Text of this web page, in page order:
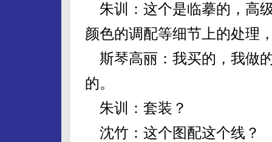
朱训：这个是临摹的，高
颜色的调配等细节上的处理
斯琴高丽：我买的，我做
的。
朱训：套装？
沈竹：这个图配这个线？